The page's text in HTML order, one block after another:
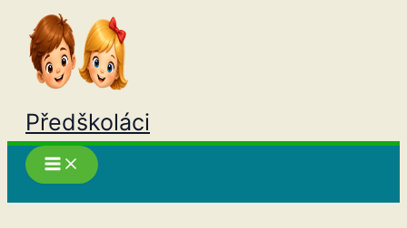
Přeskočit
obsah
Předškoláci